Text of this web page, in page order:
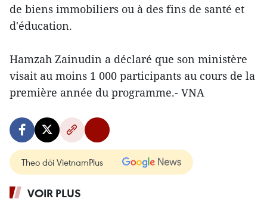
de biens immobiliers ou à des fins de santé et
d'éducation.
Hamzah Zainudin a déclaré que son ministère
visait au moins 1 000 participants au cours de la
première année du programme.- VNA
Theo dõi VietnamPlus
VOIR PLUS